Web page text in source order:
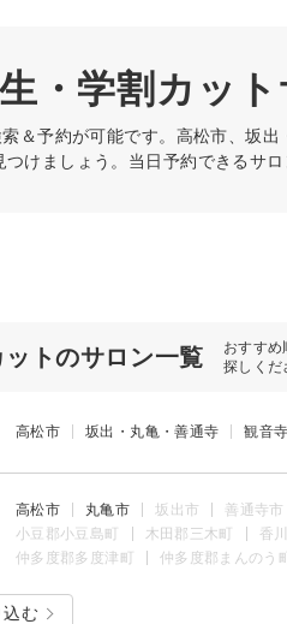
・学割カッ
＆予約が可能です。高松市、坂
けましょう。当日予約できるサロ
トのサロン一覧
おすす
探しくだ
高松市 坂出・丸亀・善通寺 観音
高松市 丸亀市 坂出市 善通寺市
小豆郡小豆島町
木田郡三木町 香
仲多度郡多度津町
仲多度郡まんのう町
込む